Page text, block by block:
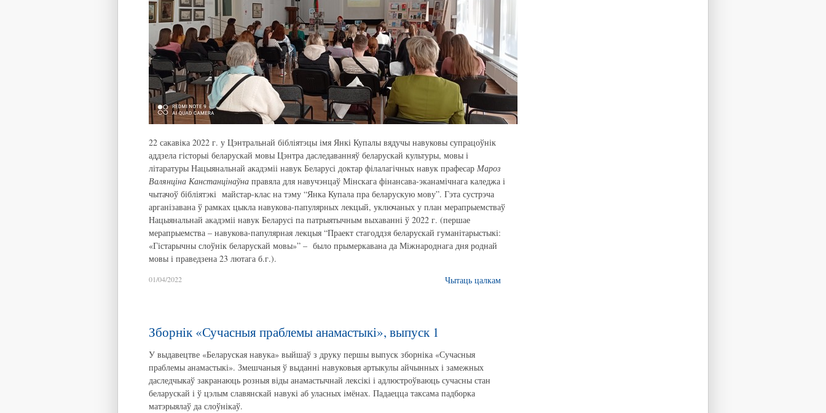
22 сакавіка 2022 г. у Цэнтральнай бібліятэцы імя Янкі Купалы вядучы навуковы супрацоўнік
аддзела гісторыі беларускай мовы Цэнтра даследаванняў беларускай культуры, мовы і
літаратуры Нацыянальнай акадэміі навук Беларусі доктар філалагічных навук прафесар Мароз
Валянціна Канстанцінаўна правяла для навучэнцаў Мінскага фінансава-эканамічнага каледжа і
чытачоў бібліятэкі майстар-клас на тэму “Янка Купала пра беларускую мову”. Гэта сустрэча
арганізавана ў рамках цыкла навукова-папулярных лекцый, уключаных у план мерапрыемстваў
Нацыянальнай акадэміі навук Беларусі па патрыятычным выхаванні ў 2022 г. (першае
мерапрыемства – навукова-папулярная лекцыя “Праект стагоддзя беларускай гуманітарыстыкі:
«Гістарычны слоўнік беларускай мовы»” – было прымеркавана да Міжнароднага дня роднай
мовы і праведзена 23 лютага б.г.).
01/04/2022 Чытаць цалкам
Зборнік «Сучасныя праблемы анамастыкі», выпуск 1
У выдавецтве «Беларуская навука» выйшаў з друку першы выпуск зборніка «Сучасныя
праблемы анамастыкі». Змешчаныя ў выданні навуковыя артыкулы айчынных і замежных
даследчыкаў закранаюць розныя віды анамастычнай лексікі і адлюстроўваюць сучасны стан
беларускай і ў цэлым славянскай навукі аб уласных імёнах. Падаецца таксама падборка
матэрыялаў да слоўнікаў.